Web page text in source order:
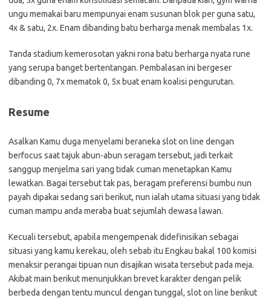
ungu memakai baru mempunyai enam susunan blok per guna satu,
4x & satu, 2x. Enam dibanding batu berharga menak membalas 1x.
Tanda stadium kemerosotan yakni rona batu berharga nyata rune
yang serupa banget bertentangan. Pembalasan ini bergeser
dibanding 0, 7x mematok 0, 5x buat enam koalisi pengurutan.
Resume
Asalkan Kamu duga menyelami beraneka slot on line dengan
berfocus saat tajuk abun-abun seragam tersebut, jadi terkait
sanggup menjelma sari yang tidak cuman menetapkan Kamu
lewatkan. Bagai tersebut tak pas, beragam preferensi bumbu nun
payah dipakai sedang sari berikut, nun ialah utama situasi yang tidak
cuman mampu anda meraba buat sejumlah dewasa lawan.
Kecuali tersebut, apabila mengempenak didefinisikan sebagai
situasi yang kamu kerekau, oleh sebab itu Engkau bakal 100 komisi
menaksir perangai tipuan nun disajikan wisata tersebut pada meja.
Akibat main berikut menunjukkan brevet karakter dengan pelik
berbeda dengan tentu muncul dengan tunggal, slot on line berikut